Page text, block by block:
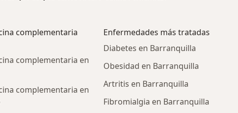
complementaria
complementaria en
complementaria en
Enfermedades más tratadas
Diabetes en Barranquilla
Obesidad en Barranquilla
Artritis en Barranquilla
Fibromialgia en Barranquilla